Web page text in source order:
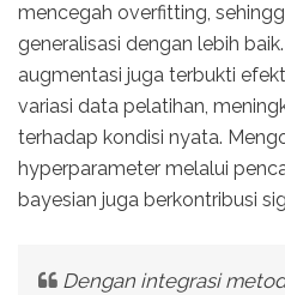
mencegah overfitting,
generalisasi dengan lebih
augmentasi juga terbukti
variasi data pelatihan,
terhadap kondisi nyata.
hyperparameter melalui
bayesian juga berkontribusi
Dengan integrasi